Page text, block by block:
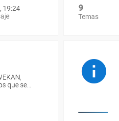
19:24
9
Temas
que se…